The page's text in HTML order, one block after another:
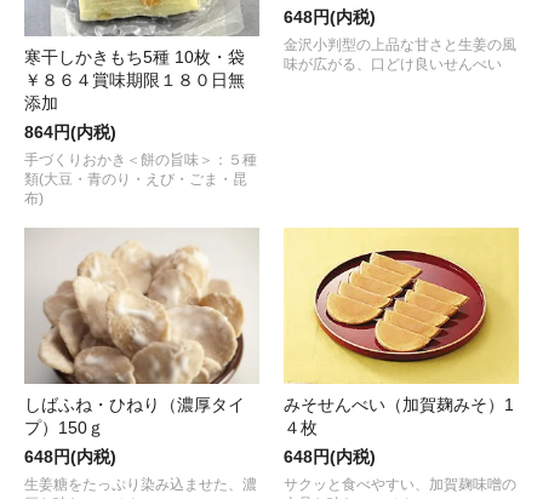
寒干しかきもち5種 10枚・袋
￥８６４賞味期限１８０日無
添加
864円(内税)
手づくりおかき＜餅の旨味＞：５種
類(大豆・青のり・えび・ごま・昆
布)
648円(内税)
金沢小判型の上品な甘さと生姜の風
味が広がる、口どけ良いせんべい
しばふね・ひねり（濃厚タイ
プ）150ｇ
648円(内税)
生姜糖をたっぷり染み込ませた、濃
みそせんべい（加賀麹みそ）1
４枚
648円(内税)
サクッと食べやすい、加賀麹味噌の